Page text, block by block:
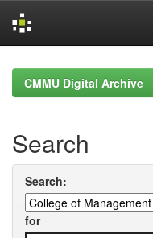
navigationCMMU Digital Archive
Search
Search:
for